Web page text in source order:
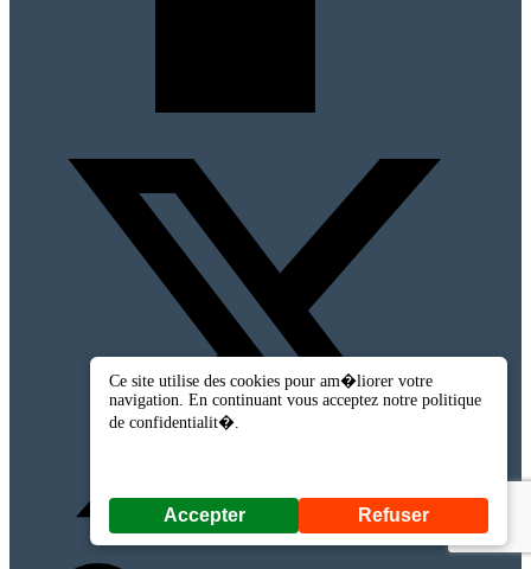
Ce site utilise des cookies pour am�liorer votre
navigation. En continuant vous acceptez notre politique
de confidentialit�.
Accepter Refuser